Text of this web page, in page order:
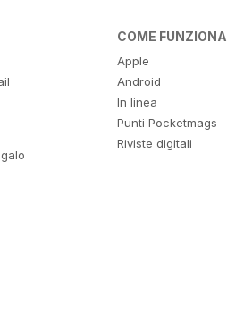
COME FUNZIONA
Apple
Android
In linea
Punti Pocketmags
Riviste digitali